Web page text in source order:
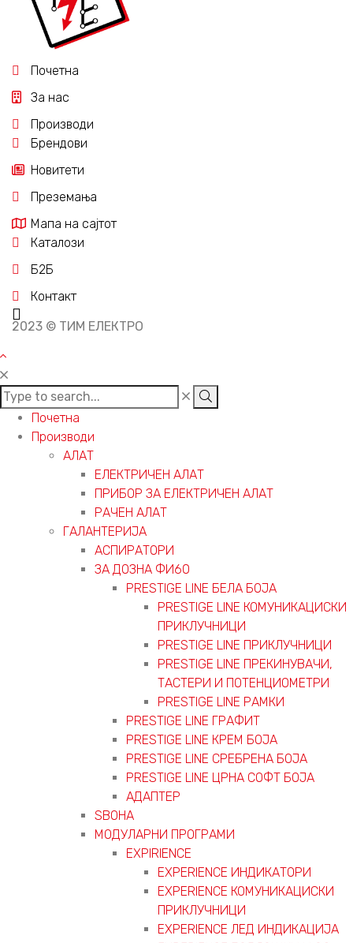
Почетна
За нас
Производи
Брендови
Новитети
Преземања
Мапа на сајтот
Каталози
Б2Б
Контакт
2023 © ТИМ ЕЛЕКТРО
Почетна
Производи
АЛАТ
ЕЛЕКТРИЧЕН АЛАТ
ПРИБОР ЗА ЕЛЕКТРИЧЕН АЛАТ
РАЧЕН АЛАТ
ГАЛАНТЕРИЈА
АСПИРАТОРИ
ЗА ДОЗНА ФИ60
PRESTIGE LINE БЕЛА БОЈА
PRESTIGE LINE КОМУНИКАЦИСКИ
ПРИКЛУЧНИЦИ
PRESTIGE LINE ПРИКЛУЧНИЦИ
PRESTIGE LINE ПРЕКИНУВАЧИ,
ТАСТЕРИ И ПОТЕНЦИОМЕТРИ
PRESTIGE LINE РАМКИ
PRESTIGE LINE ГРАФИТ
PRESTIGE LINE КРЕМ БОЈА
PRESTIGE LINE СРЕБРЕНА БОЈА
PRESTIGE LINE ЦРНА СОФТ БОЈА
АДАПТЕР
ЅВОНА
МОДУЛАРНИ ПРОГРАМИ
EXPIRIENCE
EXPERIENCE ИНДИКАТОРИ
EXPERIENCE КОМУНИКАЦИСКИ
ПРИКЛУЧНИЦИ
EXPERIENCE ЛЕД ИНДИКАЦИЈА